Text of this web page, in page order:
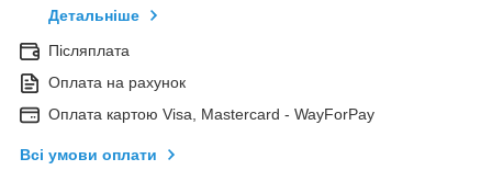
Детальніше
Післяплата
Оплата на рахунок
Оплата картою Visa, Mastercard - WayForPay
Всі умови оплати